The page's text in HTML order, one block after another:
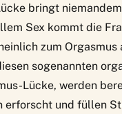
bringt
Sex kommt die
zum Orgasmus
sogenannten
Lücke, werden
erforscht und füllen